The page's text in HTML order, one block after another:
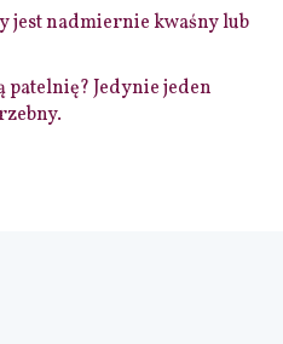
jest nadmiernie kwaśny lub
patelnię? Jedynie jeden